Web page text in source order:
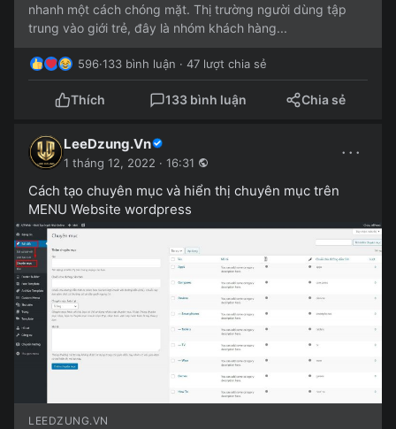
nhanh một cách chóng mặt. Thị trường người dùng tập
trung vào giới trẻ, đây là nhóm khách hàng...
596·133 bình luận · 47 lượt chia sẻ
Thích 133 bình luận Chia sẻ
LeeDzung.Vn
1 tháng 12, 2022 · 16:31 ···
Cách tạo chuyên mục và hiển thị chuyên mục trên
MENU Website wordpress
LEEDZUNG.VN